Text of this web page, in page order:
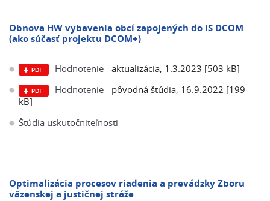
Obnova HW vybavenia obcí zapojených do IS DCOM
(ako súčasť projektu DCOM+)
Hodnotenie - aktualizácia, 1.3.2023 [503 kB]
Hodnotenie - pôvodná štúdia, 16.9.2022 [199
kB]
Štúdia uskutočniteľnosti
Optimalizácia procesov riadenia a prevádzky Zboru
väzenskej a justičnej stráže